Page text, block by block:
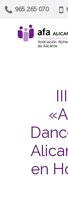
965 265 070
en